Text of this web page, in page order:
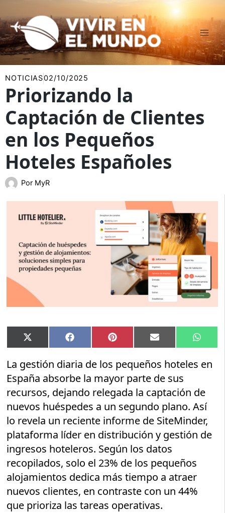
al
contenido
NOTICIAS02/10/2025
Priorizando la
Captación de Clientes
en los Pequeños
Hoteles Españoles
Por MyR
Compartir
en
X
(Twitter)
Compartir
en
Facebook Compartir
en
Pinterest Compartir
en
Email
en
La gestión diaria de los pequeños hoteles en
España absorbe la mayor parte de sus
recursos, dejando relegada la captación de
nuevos huéspedes a un segundo plano. Así
lo revela un reciente informe de SiteMinder,
plataforma líder en distribución y gestión de
ingresos hoteleros. Según los datos
recopilados, solo el 23% de los pequeños
alojamientos dedica más tiempo a atraer
nuevos clientes, en contraste con un 44%
que prioriza las tareas operativas.